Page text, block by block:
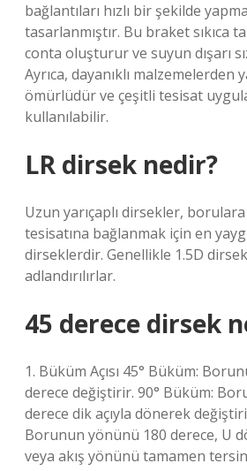
bağlantıları hızlı bir şekilde
tasarlanmıştır. Bu braket sıkıca
conta oluşturur ve suyun dışarı
Ayrıca, dayanıklı malzemelerden
ömürlüdür ve çeşitli tesisat
kullanılabilir.
LR dirsek nedir?
Uzun yarıçaplı dirsekler,
tesisatına bağlanmak için en
dirseklerdir. Genellikle 1.5D
adlandırılırlar.
45 derece dirsek
1. Büküm Açısı 45° Büküm:
derece değiştirir. 90° Büküm:
derece dik açıyla dönerek
Borunun yönünü 180 derece, U
veya akış yönünü tamamen